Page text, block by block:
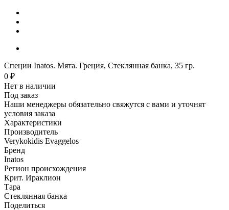
Специи Inatos. Мята. Греция, Стеклянная банка, 35 гр.
0 ₽
Нет в наличии
Под заказ
Наши менеджеры обязательно свяжутся с вами и уточнят
условия заказа
Характеристики
Производитель
Verykokidis Evaggelos
Бренд
Inatos
Регион происхождения
Крит. Ираклион
Тара
Стеклянная банка
Поделиться